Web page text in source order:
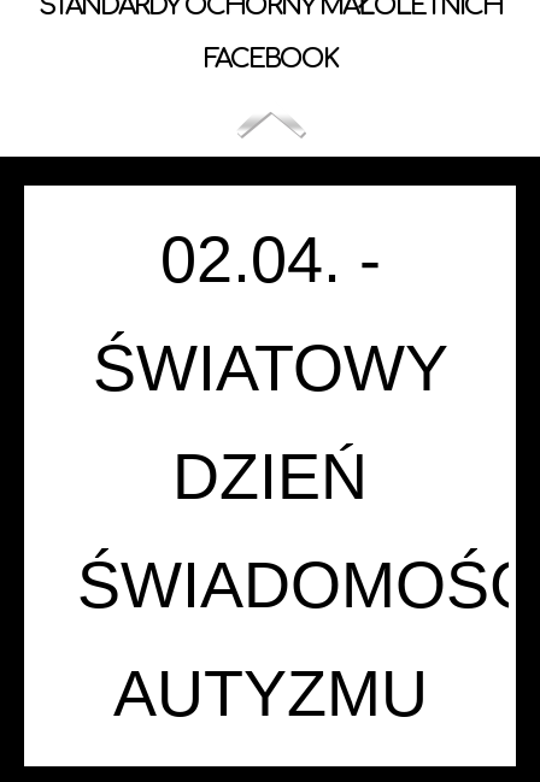
STANDARDY OCHORNY MAŁOLETNICH
FACEBOOK
02.04. -
ŚWIATOWY
DZIEŃ
AUTYZMU